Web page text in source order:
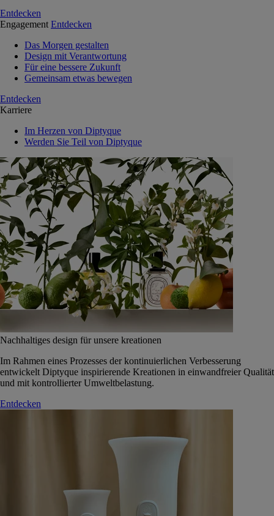
Entdecken
Engagement Entdecken
Das Morgen gestalten
Design mit Verantwortung
Für eine bessere Zukunft
Gemeinsam etwas bewegen
Entdecken
Karriere
Im Herzen von Diptyque
Werden Sie Teil von Diptyque
Nachhaltiges design für unsere kreationen
Im Rahmen eines Prozesses der kontinuierlichen Verbesserung
entwickelt Diptyque inspirierende Kreationen in einwandfreier Qualität
und mit kontrollierter Umweltbelastung.
Entdecken